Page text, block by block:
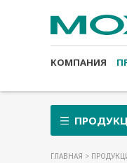
КОМПАНИЯ
ГЛАВНАЯ >